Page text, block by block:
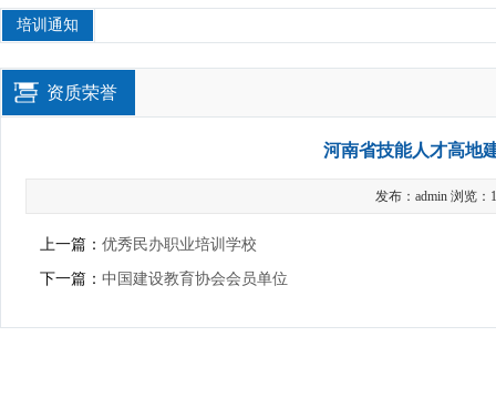
培训通知
资质荣誉
河南省技能人才高地
发布：admin 浏览：
上一篇： 优秀民办职业培训学校
下一篇： 中国建设教育协会会员单位